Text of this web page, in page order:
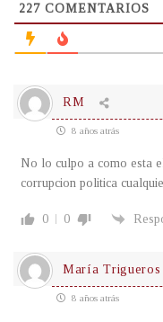
227 COMENTARIOS
RM
8 años atrás
No lo culpo a como esta
corrupcion politica
0 0
María Trigueros
8 años atrás